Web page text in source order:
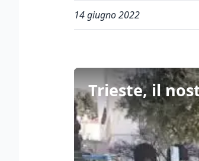
14 giugno 2022
Trieste, il